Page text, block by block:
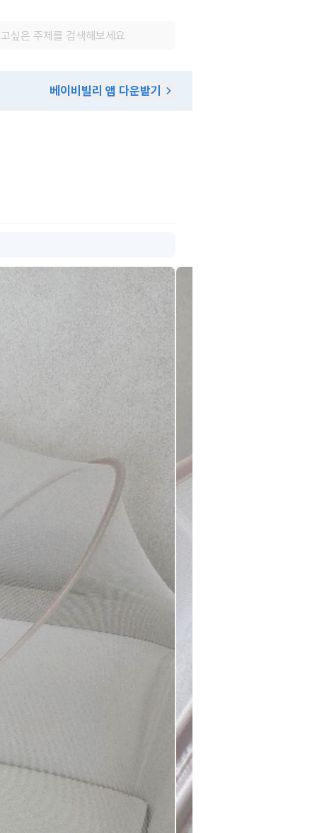
베이비빌리 앱 다운받기